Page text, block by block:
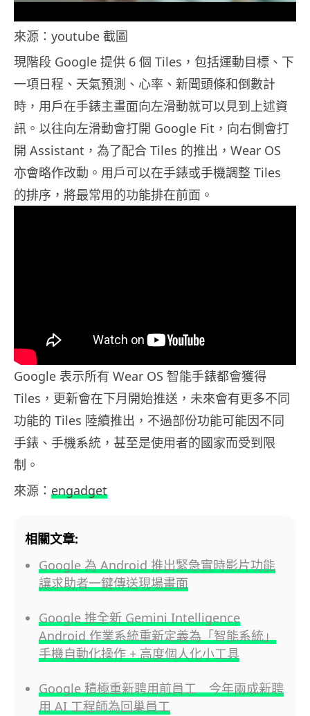
來源：youtube 截圖
現階段 Google 提供 6 個 Tiles，包括運動目標、下
一項日程、天氣預測、心率、新聞頭條和倒數計
時，用戶在手錶主畫面向左滑動就可以見到上述資
訊。以往向左滑動會打開 Google Fit，向右側會打
開 Assistant，為了配合 Tiles 的推出，Wear OS
亦會略作改動。用戶可以在手錶或手機調整 Tiles
的排序，將最常用的功能排在前面。
Google 表示所有 Wear OS 智能手錶都會獲得
Tiles，更新會在下月開始推送，未來會有更多不同
功能的 Tiles 陸續推出，不過部份功能可能因不同
手錶、手機系統，甚至是使用者的國家而受到限
制。
來源： engadget
相關文章:
Google 為 Android 推出緊急實時影片功能
讓求助者一鍵傳送現場畫面
Google 推全新 Gemini Intelligence
Android 作業系統重新定義為「智能系統」
手機自動化操作 + 高度個人化小工具
Google 積極重新聘用前員工 今年兩成新聘
用 AI 工程師為回巢員工